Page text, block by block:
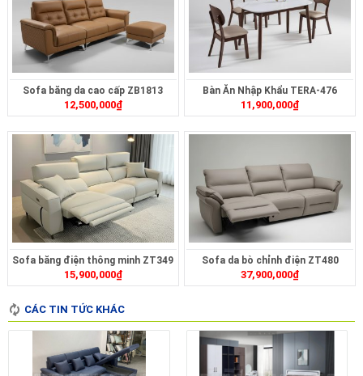
Sofa băng da cao cấp ZB1813
12,500,000₫
Bàn Ăn Nhập Khẩu TERA-476
11,900,000₫
Sofa băng điện thông minh ZT349
15,900,000₫
Sofa da bò chỉnh điện ZT480
37,900,000₫
CÁC TIN TỨC KHÁC